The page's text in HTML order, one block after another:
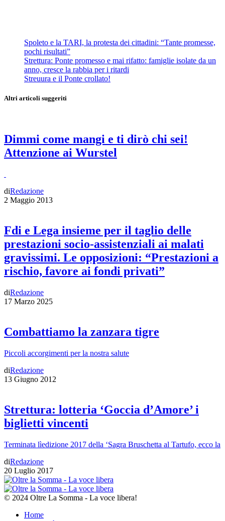
Spoleto e la TARI, la protesta dei cittadini: “Tante promesse,
pochi risultati”
Strettura: Ponte promesso e mai rifatto: famiglie isolate da un
anno, cresce la rabbia per i ritardi
Streuura e il Ponte crollato!
Altri articoli suggeriti
Dimmi come mangi e ti dirò chi sei!
Attenzione ai Wurstel
diRedazione
2 Maggio 2013
Fdi e Lega insieme per il taglio delle
prestazioni socio-assistenziali ai malati
gravissimi. Le opposizioni: “Prestazioni a
rischio, favore ai fondi privati”
diRedazione
17 Marzo 2025
Combattiamo la zanzara tigre
Piccoli accorgimenti per la nostra salute
diRedazione
13 Giugno 2012
Strettura: lotteria ‘Goccia d’Amore’ i
biglietti vincenti
Terminata lìedizione 2017 della ‘Sagra Bruschetta al Tartufo, ecco la
diRedazione
20 Luglio 2017
© 2024 Oltre La Somma - La voce libera!
Home